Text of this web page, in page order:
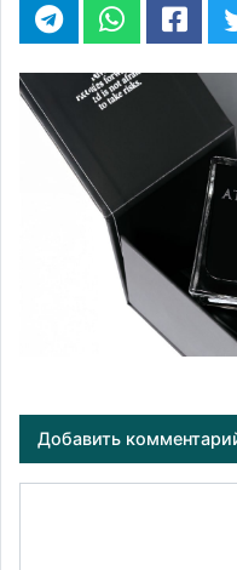
Добавить